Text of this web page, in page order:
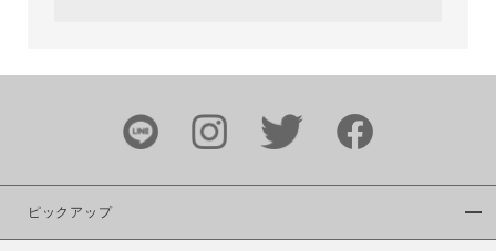
ブランド
ピックアップ